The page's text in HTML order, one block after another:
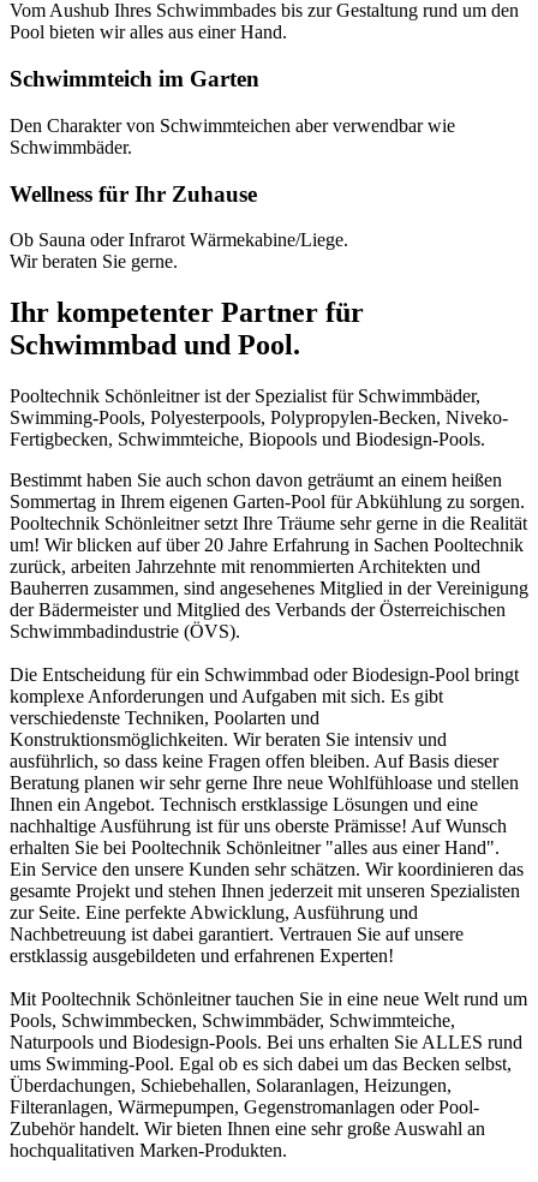
Vom Aushub Ihres Schwimmbades bis zur Gestaltung rund um den
Pool bieten wir alles aus einer Hand.
Schwimmteich im Garten
Den Charakter von Schwimmteichen aber verwendbar wie
Schwimmbäder.
Wellness für Ihr Zuhause
Ob Sauna oder Infrarot Wärmekabine/Liege.
Wir beraten Sie gerne.
Ihr kompetenter Partner für
Schwimmbad und Pool.
Pooltechnik Schönleitner ist der Spezialist für Schwimmbäder,
Swimming-Pools, Polyesterpools, Polypropylen-Becken, Niveko-
Fertigbecken, Schwimmteiche, Biopools und Biodesign-Pools.
Bestimmt haben Sie auch schon davon geträumt an einem heißen
Sommertag in Ihrem eigenen Garten-Pool für Abkühlung zu sorgen.
Pooltechnik Schönleitner setzt Ihre Träume sehr gerne in die Realität
um! Wir blicken auf über 20 Jahre Erfahrung in Sachen Pooltechnik
zurück, arbeiten Jahrzehnte mit renommierten Architekten und
Bauherren zusammen, sind angesehenes Mitglied in der Vereinigung
der Bädermeister und Mitglied des Verbands der Österreichischen
Schwimmbadindustrie (ÖVS).
Die Entscheidung für ein Schwimmbad oder Biodesign-Pool bringt
komplexe Anforderungen und Aufgaben mit sich. Es gibt
verschiedenste Techniken, Poolarten und
Konstruktionsmöglichkeiten. Wir beraten Sie intensiv und
ausführlich, so dass keine Fragen offen bleiben. Auf Basis dieser
Beratung planen wir sehr gerne Ihre neue Wohlfühloase und stellen
Ihnen ein Angebot. Technisch erstklassige Lösungen und eine
nachhaltige Ausführung ist für uns oberste Prämisse! Auf Wunsch
erhalten Sie bei Pooltechnik Schönleitner "alles aus einer Hand".
Ein Service den unsere Kunden sehr schätzen. Wir koordinieren das
gesamte Projekt und stehen Ihnen jederzeit mit unseren Spezialisten
zur Seite. Eine perfekte Abwicklung, Ausführung und
Nachbetreuung ist dabei garantiert. Vertrauen Sie auf unsere
erstklassig ausgebildeten und erfahrenen Experten!
Mit Pooltechnik Schönleitner tauchen Sie in eine neue Welt rund um
Pools, Schwimmbecken, Schwimmbäder, Schwimmteiche,
Naturpools und Biodesign-Pools. Bei uns erhalten Sie ALLES rund
ums Swimming-Pool. Egal ob es sich dabei um das Becken selbst,
Überdachungen, Schiebehallen, Solaranlagen, Heizungen,
Filteranlagen, Wärmepumpen, Gegenstromanlagen oder Pool-
Zubehör handelt. Wir bieten Ihnen eine sehr große Auswahl an
hochqualitativen Marken-Produkten.